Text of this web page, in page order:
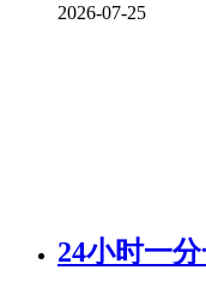
2026-07-25
24小时一